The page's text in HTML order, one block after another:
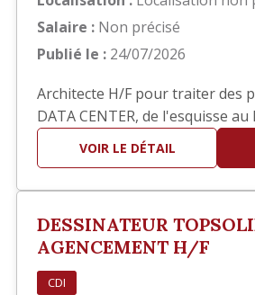
Salaire : Non précisé
Publié le : 24/07/2026
Architecte H/F pour traiter des
DATA CENTER, de l'esquisse au
VOIR LE DÉTAIL
DESSINATEUR
AGENCEMENT H/F
CDI